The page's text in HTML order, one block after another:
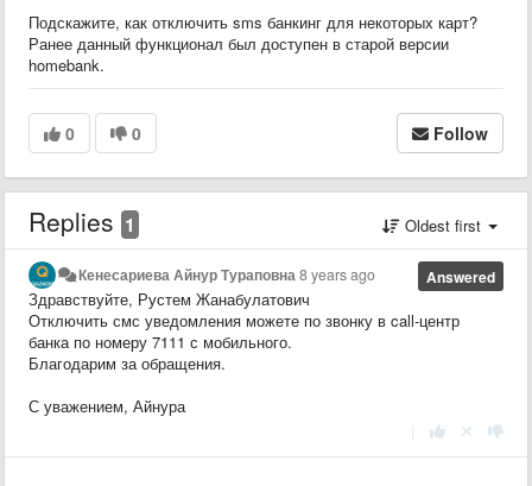
Подскажите, как отключить sms банкинг для некоторых карт?
Ранее данный функционал был доступен в старой версии
homebank.
0 0 Follow
Replies 1 Oldest first
Answered
Кенесариева Айнур Тураповна 8 years ago
Здравствуйте, Рустем Жанабулатович
Отключить смс уведомления можете по звонку в call-центр
банка по номеру 7111 с мобильного.
Благодарим за обращения.
С уважением, Айнура